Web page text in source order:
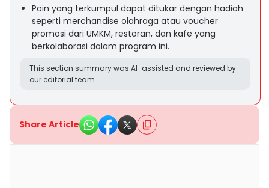
Poin yang terkumpul dapat ditukar dengan hadiah
seperti merchandise olahraga atau voucher
promosi dari UMKM, restoran, dan kafe yang
berkolaborasi dalam program ini.
This section summary was AI-assisted and reviewed by
our editorial team.
Share Article